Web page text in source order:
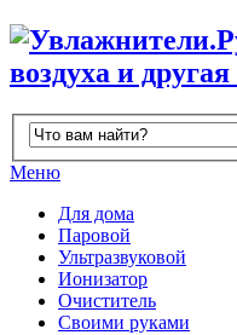
Меню
Для дома
Паровой
Ультразвуковой
Ионизатор
Очиститель
Своими руками